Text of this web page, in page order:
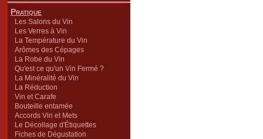
Pratique
Les Salons du Vin
Les Verres à Vin
La Température du Vin
Arômes des Cépages
La Robe du Vin
Qu'est ce qu'un Vin Fermé ?
La Minéralité du Vin
La Réduction
Vin et Carafe
Bouteille entamée
Accords Vin et Mets
Le Décollage d'Étiquettes
Fiches de Dégustation